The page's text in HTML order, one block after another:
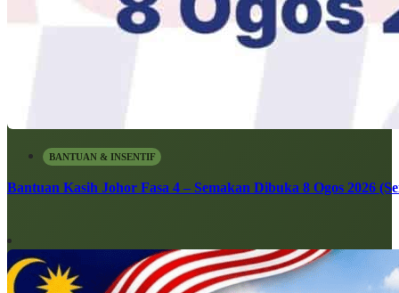
BANTUAN & INSENTIF
Bantuan Kasih Johor Fasa 4 – Semakan Dibuka 8 Ogos 2026